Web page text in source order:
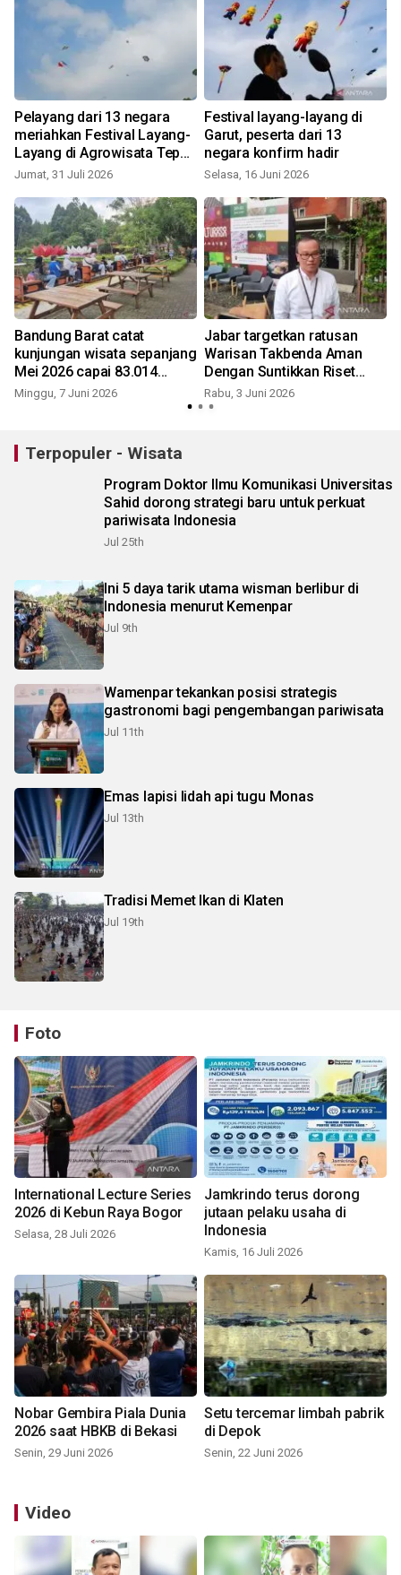
Pelayang dari 13 negara
meriahkan Festival Layang-
Layang di Agrowisata Tepas
Papandayan Garut
Jumat, 31 Juli 2026
Festival layang-layang di
Garut, peserta dari 13
negara konfirm hadir
Selasa, 16 Juni 2026
Bandung Barat catat
kunjungan wisata sepanjang
Mei 2026 capai 83.014
orang
Minggu, 7 Juni 2026
Jabar targetkan ratusan
Warisan Takbenda Aman
Dengan Suntikkan Riset
sains dan teknologi
Rabu, 3 Juni 2026
Terpopuler - Wisata
Program Doktor Ilmu Komunikasi Universitas
Sahid dorong strategi baru untuk perkuat
pariwisata Indonesia
Jul 25th
Ini 5 daya tarik utama wisman berlibur di
Indonesia menurut Kemenpar
Jul 9th
Wamenpar tekankan posisi strategis
gastronomi bagi pengembangan pariwisata
Jul 11th
Emas lapisi lidah api tugu Monas
Jul 13th
Tradisi Memet Ikan di Klaten
Jul 19th
Foto
International Lecture Series
2026 di Kebun Raya Bogor
Selasa, 28 Juli 2026
Jamkrindo terus dorong
jutaan pelaku usaha di
Indonesia
Kamis, 16 Juli 2026
Nobar Gembira Piala Dunia
2026 saat HBKB di Bekasi
Senin, 29 Juni 2026
Setu tercemar limbah pabrik
di Depok
Senin, 22 Juni 2026
Video